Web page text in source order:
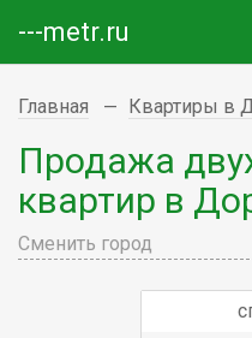
---metr.ru
Главная Квартиры в
Продажа
квартир в
Сменить город